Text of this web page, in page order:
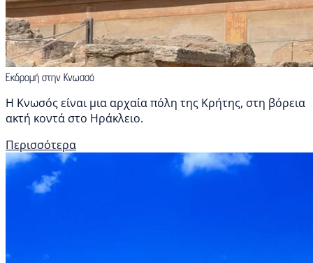
Εκδρομή στην Κνωσσό
Η Κνωσός είναι μια αρχαία πόλη της Κρήτης, στη βόρεια
ακτή κοντά στο Ηράκλειο.
Περισσότερα